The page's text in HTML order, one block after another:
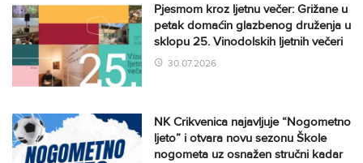
Pjesmom kroz ljetnu večer: Grižane u
petak domaćin glazbenog druženja u
sklopu 25. Vinodolskih ljetnih večeri
30.07.2026
NK Crikvenica najavljuje “Nogometno
ljeto” i otvara novu sezonu Škole
nogometa uz osnažen stručni kadar